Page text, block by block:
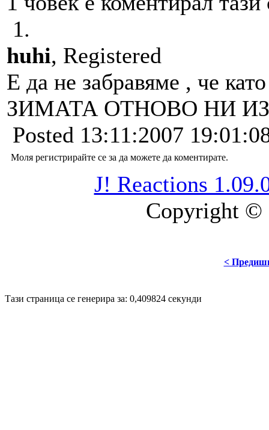
1.
huhi, Registered
Е да не забравяме , че
ЗИМАТА ОТНОВО НИ
Posted 13:11:2007
Моля регистрирайте се за да можете да коментирате.
J! Reactions
Copyright ©
<
Тази страница се генерира за: 0,409824 секунди